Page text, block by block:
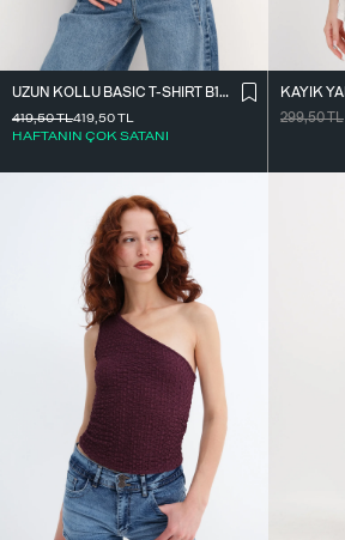
UZUN KOLLU BASIC T-SHIRT B10571
419,50TL
HAFTANIN ÇOK SATANI
419,50TL
299,50TL